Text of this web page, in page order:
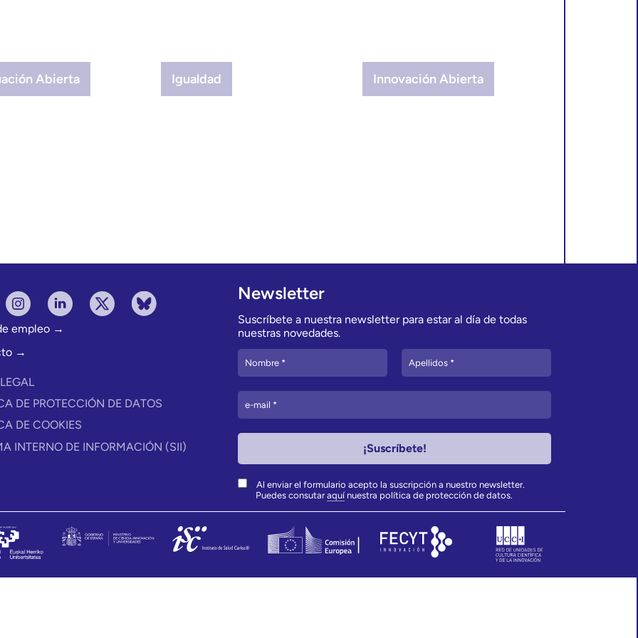
Abierta Igualdad Innovación Abierta
empleo →
→
DE PROTECCIÓN DE DATOS
DE COOKIES
INTERNO DE INFORMACIÓN (SII)
Newsletter
Suscríbete a nuestra newsletter para estar al día de todas
nuestras novedades.
Al enviar el formulario acepto la suscripción a nuestro newsletter.
Puedes consutaraquí nuestra política de protección de datos.